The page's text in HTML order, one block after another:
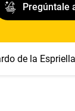
Pregúntale
de la Espriella